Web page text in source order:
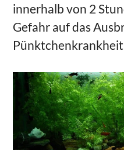
innerhalb von 2
Gefahr auf das